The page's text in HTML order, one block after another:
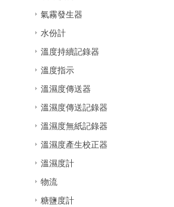
氣霧發生器
水份計
溫度持續記錄器
溫度指示
溫濕度傳送器
溫濕度傳送記錄器
溫濕度無紙記錄器
溫濕度產生校正器
溫濕度計
物流
糖鹽度計